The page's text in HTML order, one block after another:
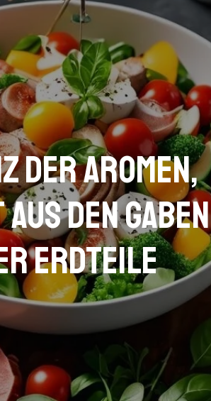
der Aromen,
den Gaben
Erdteile